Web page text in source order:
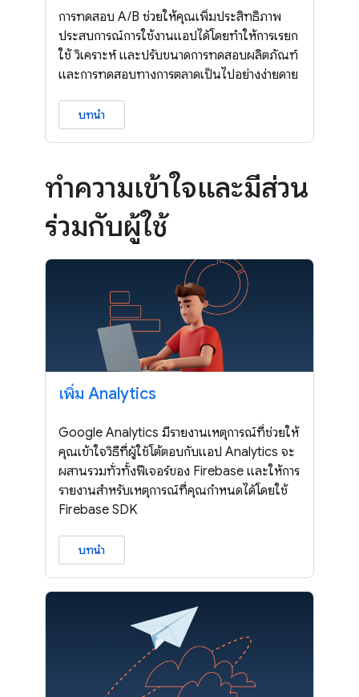
การทดสอบ A/B ช่วยให้คุณเพิ่มประสิทธิภาพ
ประสบการณ์การใช้งานแอปได้โดยทำให้การเรียก
ใช้ วิเคราะห์ และปรับขนาดการทดสอบผลิตภัณฑ์
และการทดสอบทางการตลาดเป็นไปอย่างง่ายดาย
บทนำ
ทำความเข้าใจและมีส่วน
ร่วมกับผู้ใช้
เพิ่ม Analytics
Google Analytics มีรายงานเหตุการณ์ที่ช่วยให้
คุณเข้าใจวิธีที่ผู้ใช้โต้ตอบกับแอป Analytics จะ
ผสานรวมทั่วทั้งฟีเจอร์ของ Firebase และให้การ
รายงานสำหรับเหตุการณ์ที่คุณกำหนดได้โดยใช้
Firebase SDK
บทนำ